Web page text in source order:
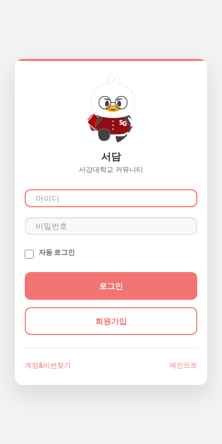
서담
서강대학교 커뮤니티
자동 로그인
회원가입
계정&비번찾기 메인으로